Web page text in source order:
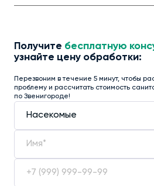
Получите бесплатную
узнайте цену обработки:
Перезвоним в течение 5 минут, чтобы
проблему и рассчитать стоимость
по Звенигороде!